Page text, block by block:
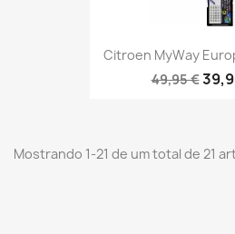
Citroen MyWay
49,95 €
Mostrando 1-21 de um total de 21